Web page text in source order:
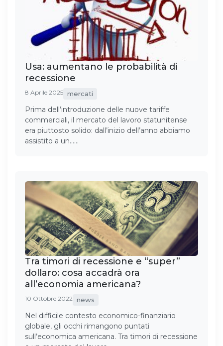
Usa: aumentano le probabilità di
recessione
8 Aprile 2025 mercati
Prima dell’introduzione delle nuove tariffe
commerciali, il mercato del lavoro statunitense
era piuttosto solido: dall’inizio dell’anno abbiamo
assistito a un……
Tra timori di recessione e “super”
dollaro: cosa accadrà ora
all’economia americana?
10 Ottobre 2022 news
Nel difficile contesto economico-finanziario
globale, gli occhi rimangono puntati
sull’economica americana. Tra timori di recessione